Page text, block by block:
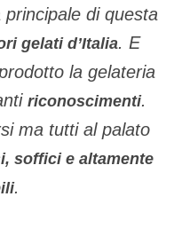
di questa
gelati dʼItalia. E
la gelateria
riconoscimenti.
ma tutti al palato
soffici e altamente
.